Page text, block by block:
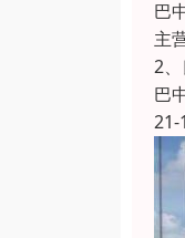
巴
主
2
巴
21-